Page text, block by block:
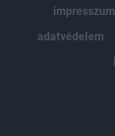
impresszum
adatvédelem